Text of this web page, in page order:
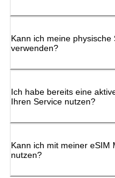
Kann ich meine
verwenden?
Ich habe bereits eine
Ihren Service nutzen?
Kann ich mit meiner eSIM
nutzen?